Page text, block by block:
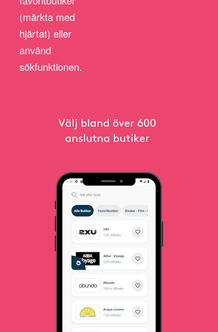
(märkta med
hjärtat) eller
använd
sökfunktionen.